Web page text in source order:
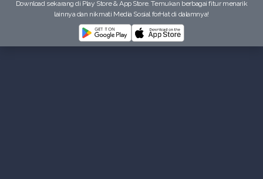
Download sekarang di Play Store & App Store. Temukan berbagai fitur menarik
lainnya dan nikmati Media Sosial forHat di dalamnya!